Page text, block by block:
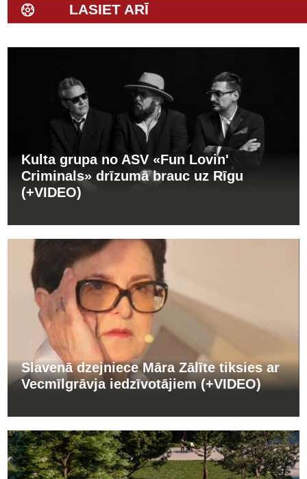
LASIET ARĪ
Kulta grupa no ASV «Fun Lovin'
Criminals» drīzumā brauc uz Rīgu
(+VIDEO)
Slavenā dzejniece Māra Zālīte tiksies ar
Vecmīlgrāvja iedzīvotājiem (+VIDEO)